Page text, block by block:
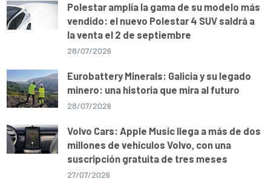
Polestar amplía la gama de su modelo más
vendido: el nuevo Polestar 4 SUV saldrá a
la venta el 2 de septiembre
28/07/2026
Eurobattery Minerals: Galicia y su legado
minero: una historia que mira al futuro
28/07/2026
Volvo Cars: Apple Music llega a más de dos
millones de vehículos Volvo, con una
suscripción gratuita de tres meses
27/07/2026